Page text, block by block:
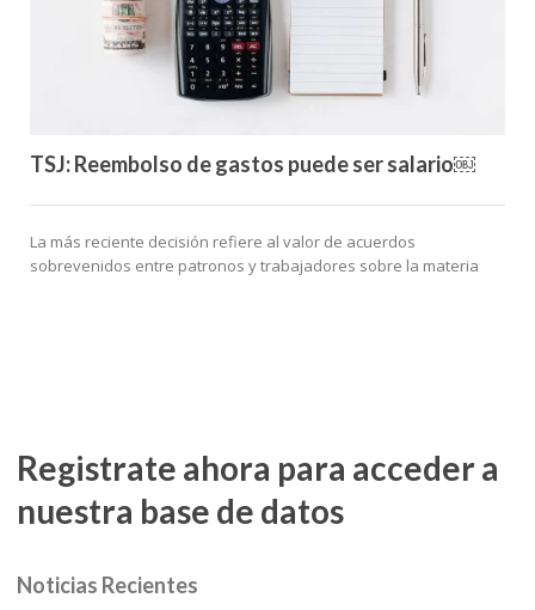
TSJ: Reembolso de gastos puede ser salario￼
La más reciente decisión refiere al valor de acuerdos
sobrevenidos entre patronos y trabajadores sobre la materia
Registrate ahora para acceder a
nuestra base de datos
Noticias Recientes